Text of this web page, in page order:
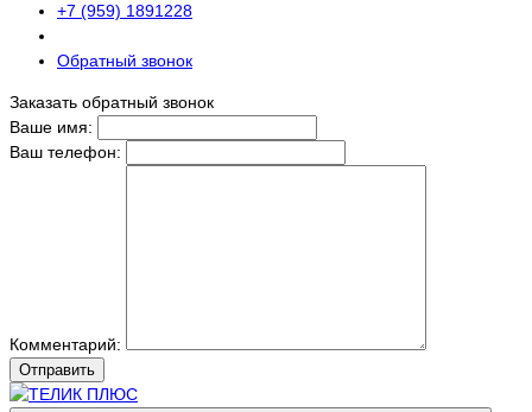
+7 (959) 1891228
Обратный звонок
Заказать обратный звонок
Ваше имя:
Ваш телефон:
Комментарий:
Отправить